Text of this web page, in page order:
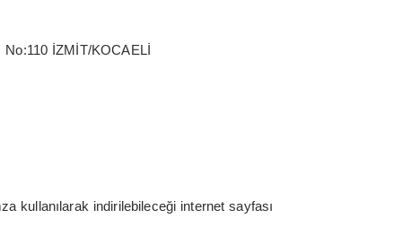
İZMİT/KOCAELİ
kullanılarak indirilebileceği internet sayfası